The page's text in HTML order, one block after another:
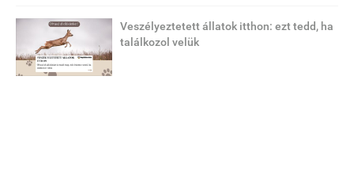
Veszélyeztetett állatok itthon: ezt tedd, ha
találkozol velük